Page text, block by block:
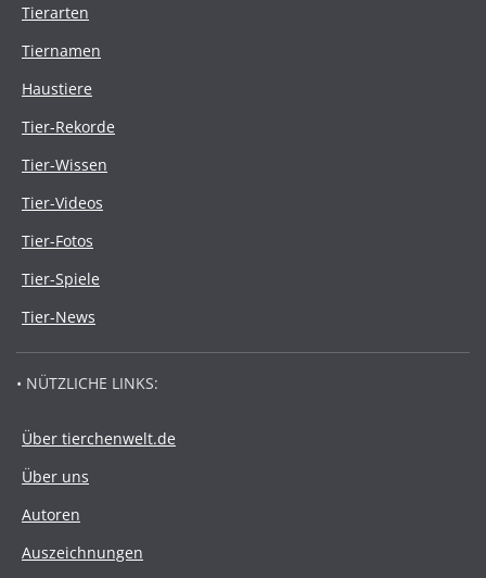
Tierarten
Tiernamen
Haustiere
Tier-Rekorde
Tier-Wissen
Tier-Videos
Tier-Fotos
Tier-Spiele
Tier-News
• NÜTZLICHE LINKS:
Über tierchenwelt.de
Über uns
Autoren
Auszeichnungen